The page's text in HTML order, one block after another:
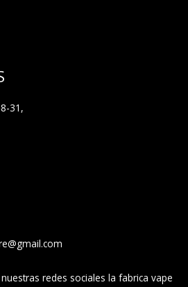
31,
redes sociales la fabrica vape